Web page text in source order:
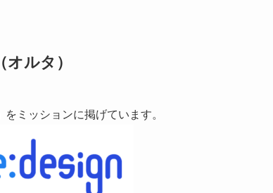
ルタ）
をミッションに掲げています。